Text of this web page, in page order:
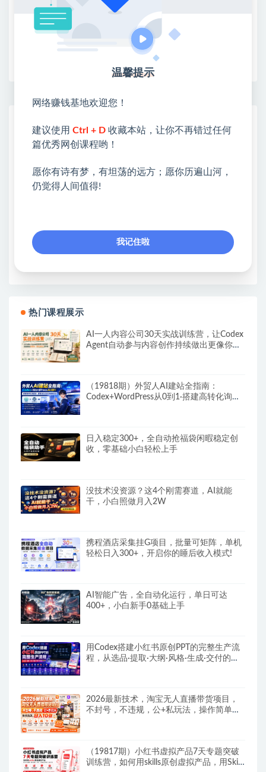
限时活动：注册新用户赠送VIP
站长微信：无
类&副业类，资源丰富 物超所值。
❤能助您：找项目 + 低成本创业 + 减少信息差 + 见识
开启网络之门，广受好评！
❤如果您也依存于互联网，欢迎加入本站会员，将尽
热门课程展示
AI一人内容公司30天实战训练营，让Codex
Agent自动参与内容创作持续做出更像你、
（19818期）外贸人AI建站全指南：
Codex+WordPress从0到1·搭建高转化询盘
日入稳定300+，全自动抢福袋闲暇稳定创
收，零基础小白轻松上手
没技术没资源？这4个刚需赛道，AI就能
干，小白照做月入2W
携程酒店采集挂G项目，批量可矩阵，单机
轻松日入300+，开启你的睡后收入模式!
AI智能广告，全自动化运行，单日可达
400+，小白新手0基础上手
用Codex搭建小红书原创PPT的完整生产流
程，从选品·提取·大纲·风格·生成·交付的九
2026最新技术，淘宝无人直播带货项目，
不封号，不违规，公+私玩法，操作简单，
（19817期）小红书虚拟产品7天专题突破
训练营，如何用skills原创虚拟产品，用Skil
温馨提示
网络赚钱基地欢迎您！
建议使用 Ctrl + D 收藏本站，让你不再错过任何
篇优秀网创课程哟！
愿你有诗有梦，有坦荡的远方；愿你历遍山河，
仍觉得人间值得!
我记住啦